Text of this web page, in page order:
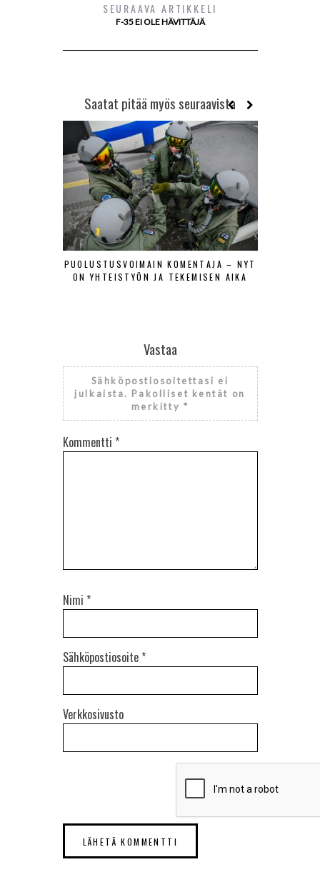
SEURAAVA ARTIKKELI
F-35 EI OLE HÄVITTÄJÄ
Saatat pitää myös seuraavista
PUOLUSTUSVOIMAIN KOMENTAJA – NYT
ON YHTEISTYÖN JA TEKEMISEN AIKA
Vastaa
Sähköpostiosoitettasi ei
julkaista. Pakolliset kentät on
merkitty *
Kommentti *
Nimi *
Sähköpostiosoite *
Verkkosivusto